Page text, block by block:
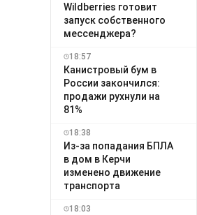
Wildberries готовит
запуск собственного
мессенджера?
18:57
Канистровый бум в
России закончился:
продажи рухнули на
81%
18:38
Из-за попадания БПЛА
в дом в Керчи
изменено движение
транспорта
18:03